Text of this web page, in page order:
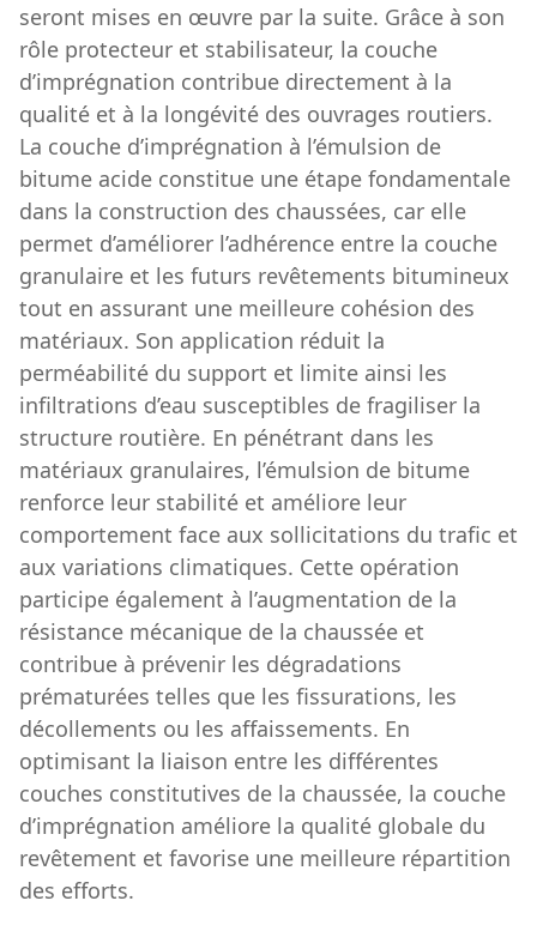
seront mises en œuvre par la suite. Grâce à son
rôle protecteur et stabilisateur, la couche
d’imprégnation contribue directement à la
qualité et à la longévité des ouvrages routiers.
La couche d’imprégnation à l’émulsion de
bitume acide constitue une étape fondamentale
dans la construction des chaussées, car elle
permet d’améliorer l’adhérence entre la couche
granulaire et les futurs revêtements bitumineux
tout en assurant une meilleure cohésion des
matériaux. Son application réduit la
perméabilité du support et limite ainsi les
infiltrations d’eau susceptibles de fragiliser la
structure routière. En pénétrant dans les
matériaux granulaires, l’émulsion de bitume
renforce leur stabilité et améliore leur
comportement face aux sollicitations du trafic et
aux variations climatiques. Cette opération
participe également à l’augmentation de la
résistance mécanique de la chaussée et
contribue à prévenir les dégradations
prématurées telles que les fissurations, les
décollements ou les affaissements. En
optimisant la liaison entre les différentes
couches constitutives de la chaussée, la couche
d’imprégnation améliore la qualité globale du
revêtement et favorise une meilleure répartition
des efforts.